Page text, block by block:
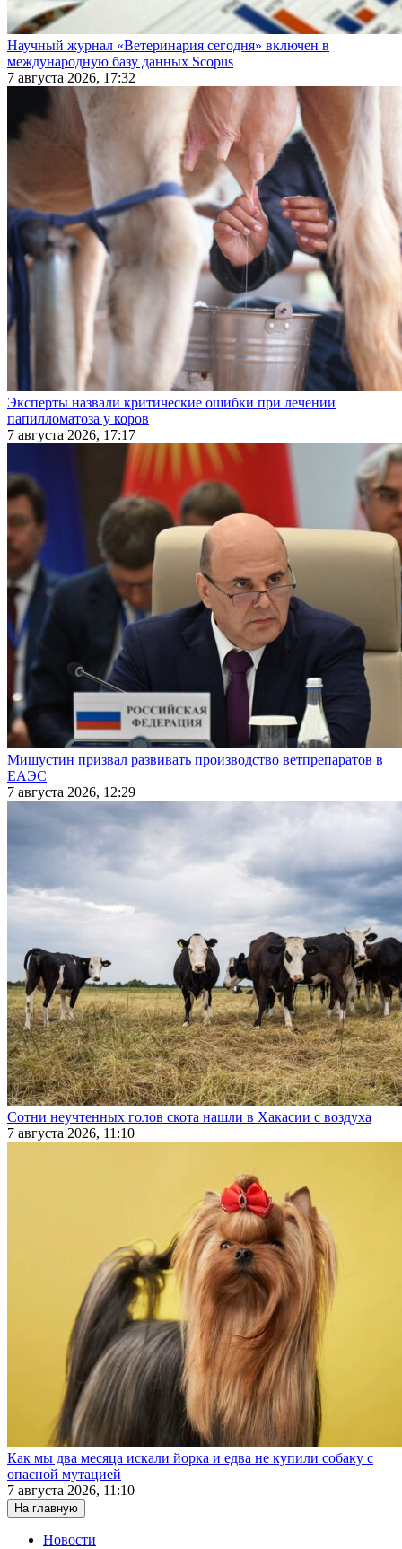
Научный журнал «Ветеринария сегодня» включен в
международную базу данных Scopus
7 августа 2026, 17:32
Эксперты назвали критические ошибки при лечении
папилломатоза у коров
7 августа 2026, 17:17
Мишустин призвал развивать производство ветпрепаратов в
ЕАЭС
7 августа 2026, 12:29
Сотни неучтенных голов скота нашли в Хакасии с воздуха
7 августа 2026, 11:10
Как мы два месяца искали йорка и едва не купили собаку с
опасной мутацией
7 августа 2026, 11:10
На главную
Новости